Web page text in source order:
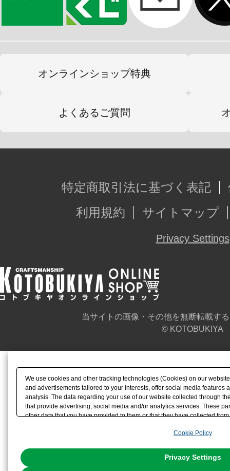
オンラインショップ特典
よくあるご質問
特定商取引法に基づく表記
利用規約
サイトマップ
Privacy Settings
当サイトの画像・その他を無断転載す
© KOTOBUKIYA
We use cookies and other tracking technologies (Cookies) on our
and advertisements tailored to your interests, offer social media features
analysis. The data regarding your use of our website collected through
that provide advertising, social media and/or analytics services. These
other data that you have provided to them or that they have collected
the use of all Cookies except for Strictly Necessary Cookies, please
You can change your consent or rejection settings at any time via
Cookie Policy
Privacy Settings